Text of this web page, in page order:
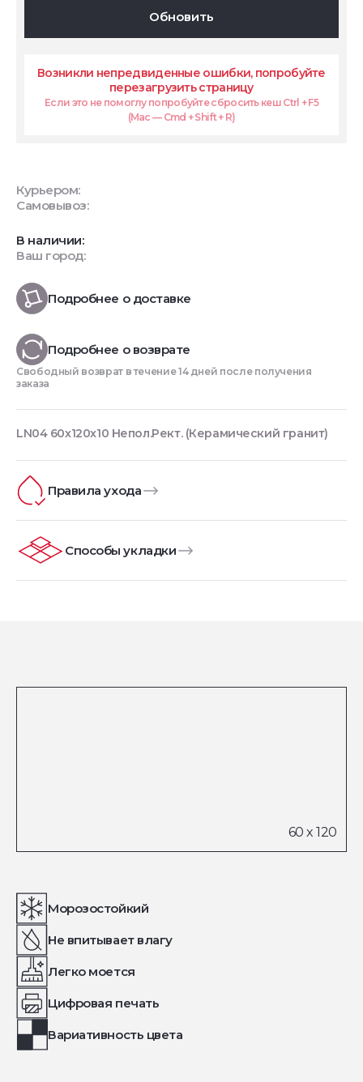
Обновить
Возникли непредвиденные ошибки, попробуйте
перезагрузить страницу
Если это не помоглу попробуйте сбросить кеш Ctrl + F5
(Mac — Cmd + Shift + R)
Курьером:
Самовывоз:
В наличии:
Ваш город:
Подробнее о доставке
Подробнее о возврате
Свободный возврат в течение 14 дней после получения
заказа
LN04 60x120x10 Непол.Рект. (Керамический гранит)
Правила ухода
Способы укладки
Морозостойкий
Не впитывает влагу
Легко моется
Цифровая печать
Вариативность цвета